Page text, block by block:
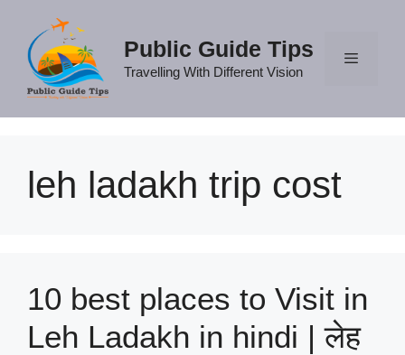
content
Public Guide Tips
Travelling With Different Vision
leh ladakh trip cost
10 best places to Visit in
Leh Ladakh in hindi | लेह